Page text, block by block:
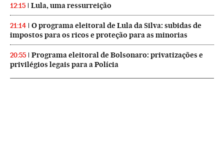
12:15 Lula, uma ressurreição
21:14
O programa eleitoral de Lula da Silva: subidas de
impostos para os ricos e proteção para as minorias
20:55
Programa eleitoral de Bolsonaro: privatizações e
privilégios legais para a Polícia